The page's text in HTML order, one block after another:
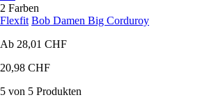
2 Farben
Flexfit Bob Damen Big Corduroy
Ab 28,01 CHF
20,98 CHF
5 von 5 Produkten